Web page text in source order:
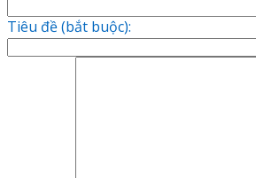
Tiêu đề (bắt buộc):